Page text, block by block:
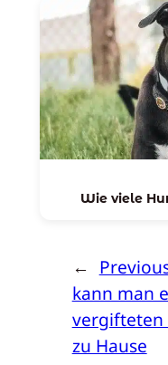
Wie viele
←
kann man
vergifteten
zu Hause